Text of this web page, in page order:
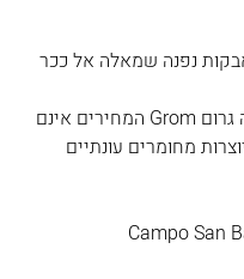
נפנה שמאלה אל ככר
בככר הזו תמצאו את הגלידריה הטובה גרום Grom המחירים אינם
מחומרים עונתיים
Campo San